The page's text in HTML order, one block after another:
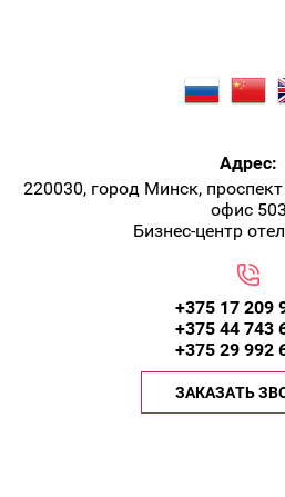
Адрес:
220030, город Минск,
офис 503
Бизнес-центр
ЗАКАЗАТЬ
+375 17 209
+375 44 743
+375 29 992